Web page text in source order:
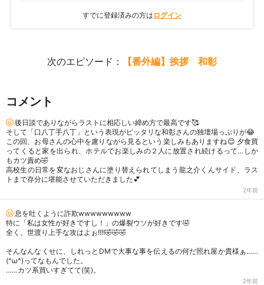
すでに登録済みの方は ログイン
次のエピソード： 【番外編】挨拶 和彰
コメント
後日談でありながらラストに相応しい締め方で最高です🥰
そして「口八丁手八丁」という表現がピッタリな和彰さんの独壇場っぷりが😂
この回、お母さんの心中を慮りながら見るという楽しみもありますね😊 夕食買
ってくると家を出られ、ホテルでお楽しみの２人に放置され続けるって…しか
もカツ責め🤣
高校生の日常を変なおじさんに塗り替えられてしまう龍之介くんサイド、ラス
トまで存分に堪能させていただきました💕
2年前
息を吐くように詐欺wwwwwwwww
特に「私は女性が好きですし！」の爆裂ウソが好きです🤣
全く、世渡り上手な攻はよぉ!!!!🤣🤣🤣
そんなんなくせに、しれっとDMで大事な事を伝えるの何だ照れ屋か貴様ぁ……
(^ω^)ってなもんでした。
……カツ系買いすぎてて(笑)。
2年前